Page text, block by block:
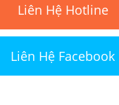
Liên Hệ Hotline
Liên Hệ Facebook